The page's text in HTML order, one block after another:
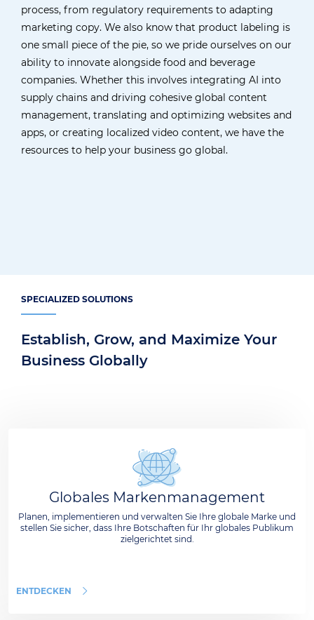
process, from regulatory requirements to adapting
marketing copy. We also know that product labeling is
one small piece of the pie, so we pride ourselves on our
ability to innovate alongside food and beverage
companies. Whether this involves integrating AI into
supply chains and driving cohesive global content
management, translating and optimizing websites and
apps, or creating localized video content, we have the
resources to help your business go global.
SPECIALIZED SOLUTIONS
Establish, Grow, and Maximize Your
Business Globally
Globales Markenmanagement
Planen, implementieren und verwalten Sie Ihre globale Marke und
stellen Sie sicher, dass Ihre Botschaften für Ihr globales Publikum
zielgerichtet sind.
ENTDECKEN